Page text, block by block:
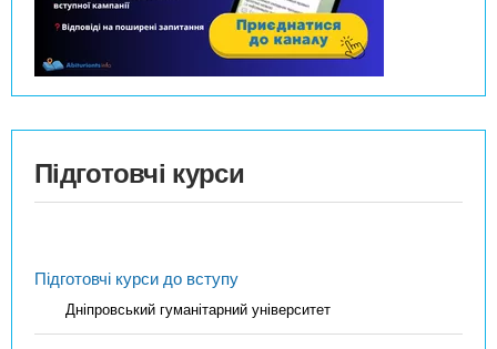
Підготовчі курси
Підготовчі курси до вступу
Дніпровський гуманітарний університет